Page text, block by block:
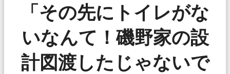
「その先にトイレがな
いなんて！磯野家の設
計図渡したじゃないで